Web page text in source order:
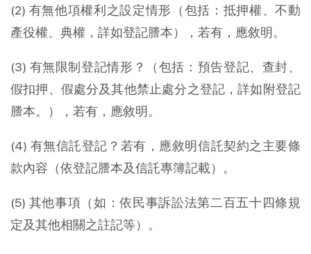
(2) 有無他項權利之設定情形（包括：抵押權、不動
產役權、典權，詳如登記謄本），若有，應敘明。
(3) 有無限制登記情形？（包括：預告登記、查封、
假扣押、假處分及其他禁止處分之登記，詳如附登記
謄本。），若有，應敘明。
(4) 有無信託登記？若有，應敘明信託契約之主要條
款內容（依登記謄本及信託專簿記載）。
(5) 其他事項（如：依民事訴訟法第二百五十四條規
定及其他相關之註記等）。